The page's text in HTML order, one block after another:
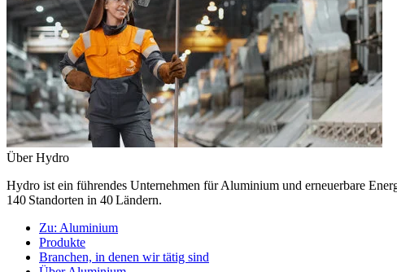
Über Hydro
Hydro ist ein führendes Unternehmen für Aluminium und erneuerbare
140 Standorten in 40 Ländern.
Zu: Aluminium
Produkte
Branchen, in denen wir tätig sind